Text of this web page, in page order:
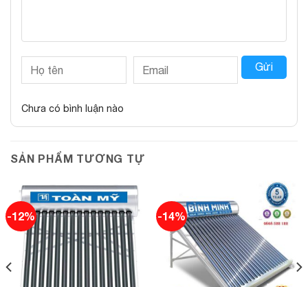
Gửi
Chưa có bình luận nào
SẢN PHẨM TƯƠNG TỰ
-12% -14%